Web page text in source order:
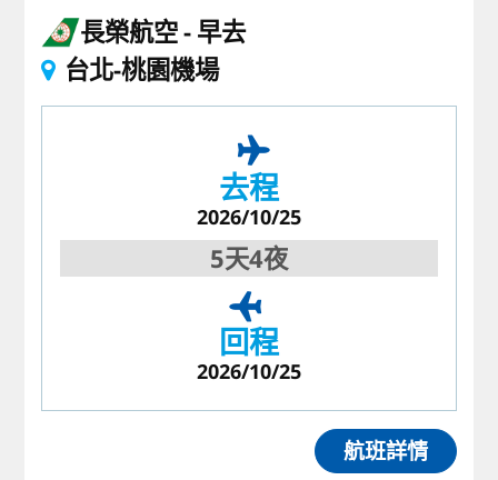
長榮航空 早去
台北-桃園機場
去程
2026/10/25
5天4夜
回程
2026/10/25
航班詳情